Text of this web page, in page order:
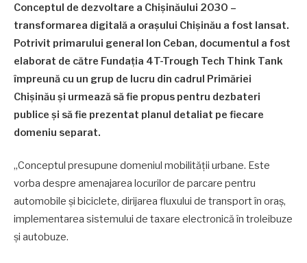
Conceptul de dezvoltare a Chișinăului 2030 –
transformarea digitală a oraşului Chişinău a fost lansat.
Potrivit primarului general Ion Ceban, documentul a fost
elaborat de către Fundaţia 4T-Trough Tech Think Tank
împreună cu un grup de lucru din cadrul Primăriei
Chişinău şi urmează să fie propus pentru dezbateri
publice și să fie prezentat planul detaliat pe fiecare
domeniu separat.
„Conceptul presupune domeniul mobilităţii urbane. Este
vorba despre amenajarea locurilor de parcare pentru
automobile şi biciclete, dirijarea fluxului de transport în oraş,
implementarea sistemului de taxare electronică în troleibuze
și autobuze.